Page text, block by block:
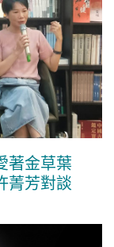
著金草葉
菁芳對談